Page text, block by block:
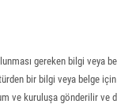
gereken bilgi veya
bir bilgi veya belge
ve kuruluşa gönderilir ve